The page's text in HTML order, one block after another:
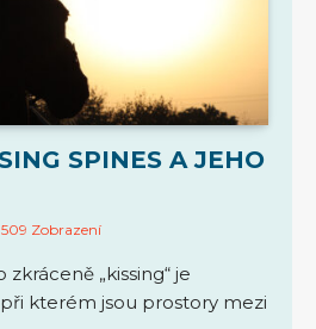
SPINES A JEHO
509 Zobrazení
„kissing“ je
kterém jsou prostory mezi